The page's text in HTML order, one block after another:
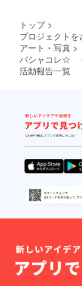
トップ >
プロジェクトを
アート・写真 >
パシャコレ☆
活動報告一覧